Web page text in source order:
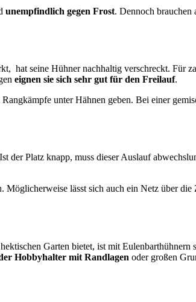
unempfindlich gegen Frost. Dennoch brauchen
hat seine Hühner nachhaltig verschreckt. Für
eignen sie sich sehr gut für den Freilauf.
unter Hähnen geben. Bei einer
der Platz knapp, muss dieser Auslauf
lässt sich auch ein Netz über die
Garten bietet, ist mit
Hobbyhalter mit Randlagen oder großen